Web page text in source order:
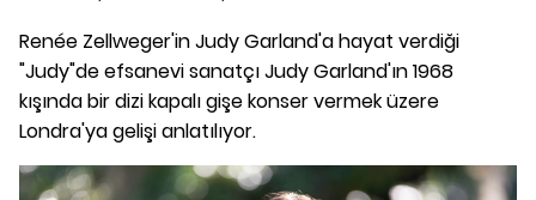
Renée Zellweger'in Judy Garland'a hayat verdiği
"Judy"de efsanevi sanatçı Judy Garland'ın 1968
kışında bir dizi kapalı gişe konser vermek üzere
Londra'ya gelişi anlatılıyor.